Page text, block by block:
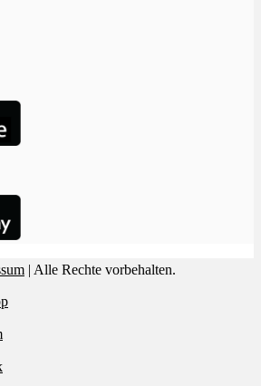
| Alle Rechte vorbehalten.